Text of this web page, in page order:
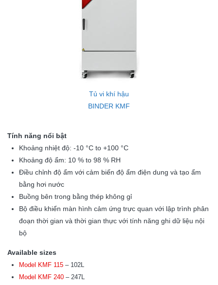
Tủ vi khí hậu
BINDER KMF
Tính năng nổi bật
Khoảng nhiệt độ: -10 °C to +100 °C
Khoảng độ ẩm: 10 % to 98 % RH
Điều chỉnh độ ẩm với cảm biến độ ẩm điện dung và tạo ẩm
bằng hơi nước
Buồng bên trong bằng thép không gỉ
Bộ điều khiển màn hình cảm ứng trực quan với lập trình phân
đoạn thời gian và thời gian thực với tính năng ghi dữ liệu nội
bộ
Available sizes
Model KMF 115 – 102L
Model KMF 240 – 247L